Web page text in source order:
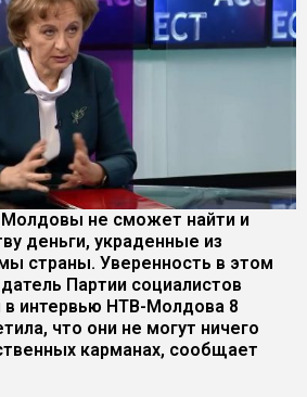
не сможет найти и
деньги, украденные из
страны. Уверенность в этом
Партии социалистов
в интервью НТВ-Молдова 8
что они не могут ничего
карманах, сообщает